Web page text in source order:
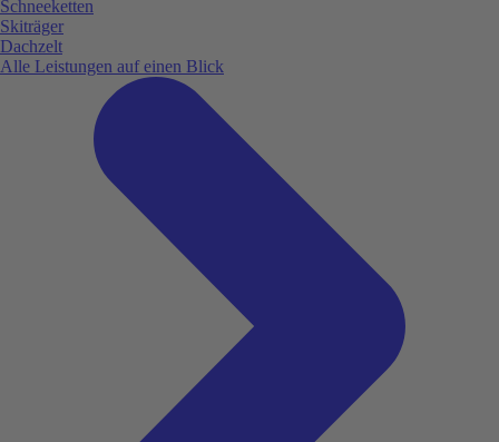
Schneeketten
Skiträger
Dachzelt
Alle Leistungen auf einen Blick